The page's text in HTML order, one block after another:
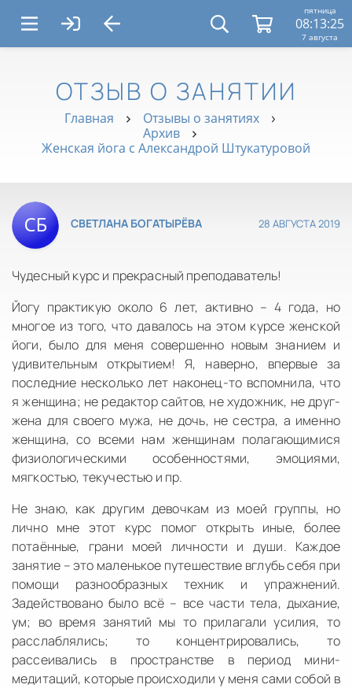
пятница
08:13:26
7 августа
ОТЗЫВ О ЗАНЯТИИ
Главная
Отзывы о занятиях
Архив
Женская йога с Александрой Штукатуровой
СВЕТЛАНА БОГАТЫРЁВА 28 АВГУСТА 2019
Чудесный курс и прекрасный преподаватель!
Йогу практикую около 6 лет, активно – 4 года, но
многое из того, что давалось на этом курсе женской
йоги, было для меня совершенно новым знанием и
удивительным открытием! Я, наверно, впервые за
последние несколько лет наконец-то вспомнила, что
я женщина; не редактор сайтов, не художник, не друг-
жена для своего мужа, не дочь, не сестра, а именно
женщина, со всеми нам женщинам полагающимися
физиологическими особенностями, эмоциями,
мягкостью, текучестью и пр.
Не знаю, как другим девочкам из моей группы, но
лично мне этот курс помог открыть иные, более
потаённые, грани моей личности и души. Каждое
занятие – это маленькое путешествие вглубь себя при
помощи разнообразных техник и упражнений.
Задействовано было всё – все части тела, дыхание,
ум; во время занятий мы то прилагали усилия, то
расслаблялись; то концентрировались, то
рассеивались в пространстве в период мини-
медитаций, которые происходили у меня сами собой в